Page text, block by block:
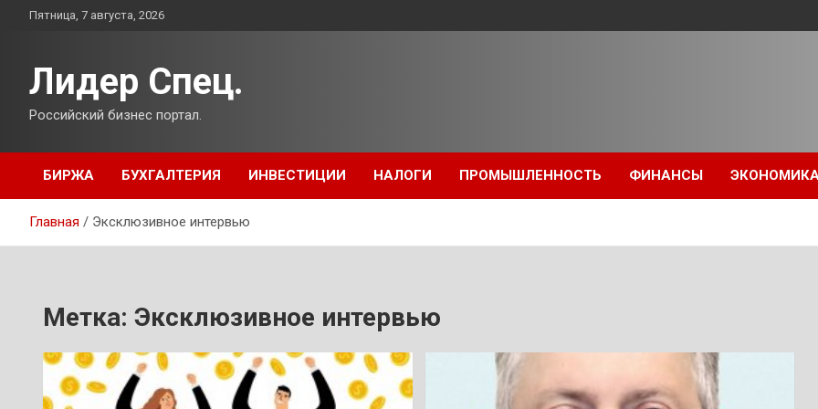
ПерейтиПятница, 7 августа, 2026
Лидер Спец.
Российский бизнес портал.
БИРЖА БУХГАЛТЕРИЯ ИНВЕСТИЦИИ НАЛОГИ ПРОМЫШЛЕННОСТЬ ФИНАНСЫ
Главная Эксклюзивное интервью
Метка: Эксклюзивное интервью